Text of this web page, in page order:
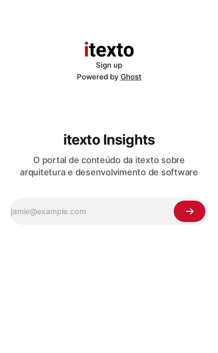
Sign up
Powered by Ghost
itexto Insights
O portal de conteúdo da itexto sobre
arquitetura e desenvolvimento de software